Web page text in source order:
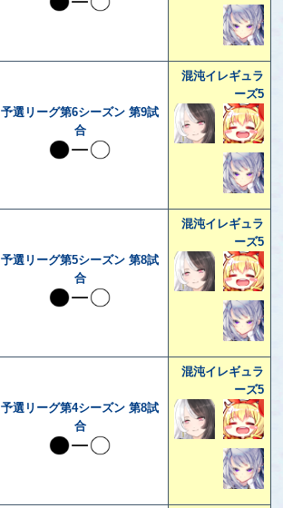
予選リーグ第6シーズン 第9試
合
混沌イレギュラ
ーズ5
予選リーグ第5シーズン 第8試
合
混沌イレギュラ
ーズ5
予選リーグ第4シーズン 第8試
合
混沌イレギュラ
ーズ5